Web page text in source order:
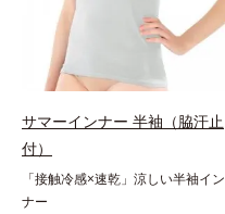
サマーインナー 半袖（脇汗止
付）
「接触冷感×速乾」涼しい半袖イン
ナー